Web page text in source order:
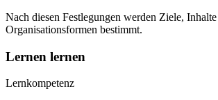
Nach diesen Festlegungen werden Ziele,
Organisationsformen bestimmt.
Lernen lernen
Lernkompetenz